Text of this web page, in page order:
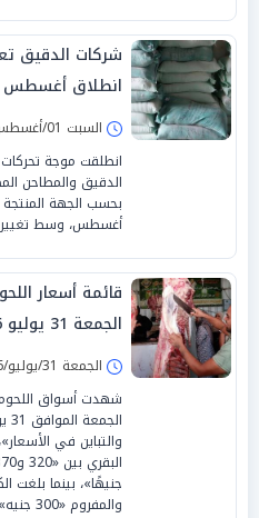
شركات الدقيق
انطلاق أغسطس
السبت 01/أغسطس/2026 - 03:04 م
انطلقت موجة
الدقيق والمطاحن
بحسب الجهة
أغسطس، وسط
قائمة أسعار
الجمعة 31 يوليو 2026
الجمعة 31/يوليو/2026 - 08:30 ص
شهدت أسواق اللحوم
والتباين في
والمفروم «300 جنيه»، والحواوشي «150 جنيهًا» للكيلو.